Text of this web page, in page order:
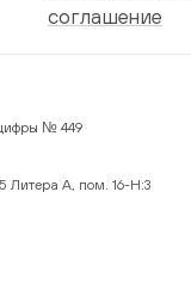
соглашение
№ 449
Литера А, пом. 16-Н:3